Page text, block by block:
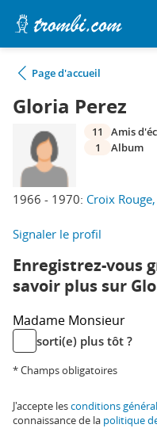
Page d'accueil
Gloria Perez
1966 - 1970: Croix
11
Amis
1
Album
Signaler le profil
Enregistrez-vous
savoir plus sur
Madame Monsieur
sorti(e) plus tôt ?
* Champs obligatoires
J'accepte lesconditions
connaissance de la politique